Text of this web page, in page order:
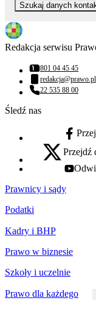
Szukaj danych
Redakcja serwisu
Numer telefonu:
801 04 45 45
Adres email:
redakcja@prawo.pl
Numer telefonu:
22 535 88 00
Śledź nas
facebook
x - otwiera się w
Przejdź
youtube -
Prawnicy i sądy
Prawnicy
Policja
Strefa aplikanta
Sędziowie
Podatki
CIT
Akcyza
Rachunkowość
Kadry i BHP
HR
Ubezpieczenia
Prawo w biznesie
Małe i średnie
Szkoły i uczelnie
Prawo dla każdego